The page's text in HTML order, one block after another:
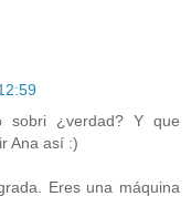
sobri ¿verdad? Y que
Ana así :)
Eres una máquina